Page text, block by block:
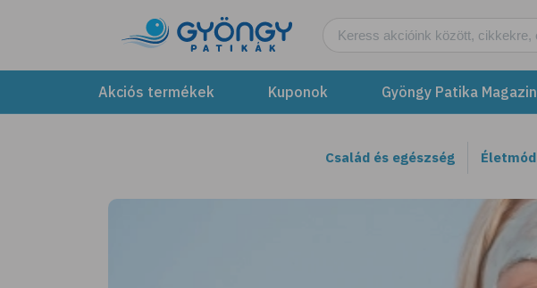
Akciós termékek Kuponok Gyöngy Patika Magazin
Család és egészség Életmód